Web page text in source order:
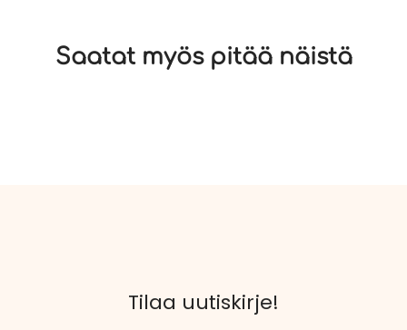
Saatat myös pitää näistä
Tilaa uutiskirje!